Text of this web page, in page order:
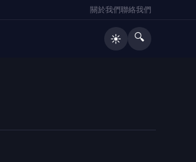
關於我們聯絡我們
☀️ 🔍